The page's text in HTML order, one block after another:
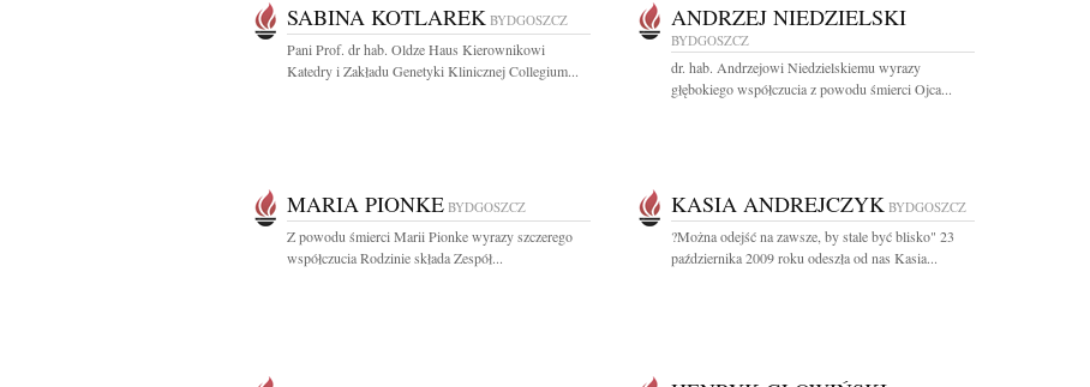
SABINA KOTLAREK BYDGOSZCZ
Pani Prof. dr hab. Oldze Haus Kierownikowi
Katedry i Zakładu Genetyki Klinicznej Collegium...
ANDRZEJ NIEDZIELSKI
BYDGOSZCZ
dr. hab. Andrzejowi Niedzielskiemu wyrazy
głębokiego współczucia z powodu śmierci Ojca...
MARIA PIONKE BYDGOSZCZ
Z powodu śmierci Marii Pionke wyrazy szczerego
współczucia Rodzinie składa Zespół...
KASIA ANDREJCZYK BYDGOSZCZ
?Można odejść na zawsze, by stale być blisko" 23
października 2009 roku odeszła od nas Kasia...